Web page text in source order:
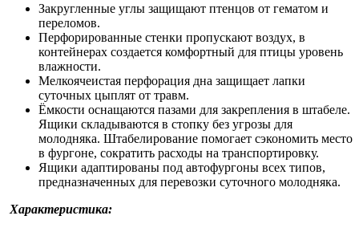
Закругленные углы защищают птенцов от гематом и
переломов.
Перфорированные стенки пропускают воздух, в
контейнерах создается комфортный для птицы уровень
влажности.
Мелкоячеистая перфорация дна защищает лапки
суточных цыплят от травм.
Ёмкости оснащаются пазами для закрепления в штабеле.
Ящики складываются в стопку без угрозы для
молодняка. Штабелирование помогает сэкономить место
в фургоне, сократить расходы на транспортировку.
Ящики адаптированы под автофургоны всех типов,
предназначенных для перевозки суточного молодняка.
Характеристика: